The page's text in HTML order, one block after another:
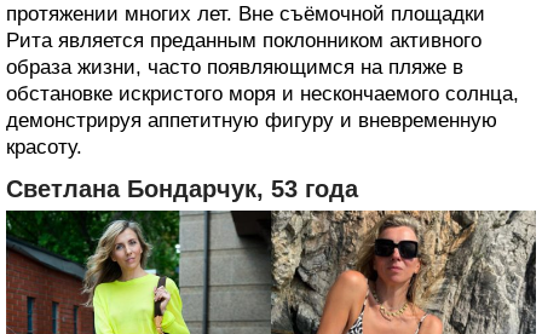
протяжении многих лет. Вне съёмочной площадки
Рита является преданным поклонником активного
образа жизни, часто появляющимся на пляже в
обстановке искристого моря и нескончаемого солнца,
демонстрируя аппетитную фигуру и вневременную
красоту.
Светлана Бондарчук, 53 года